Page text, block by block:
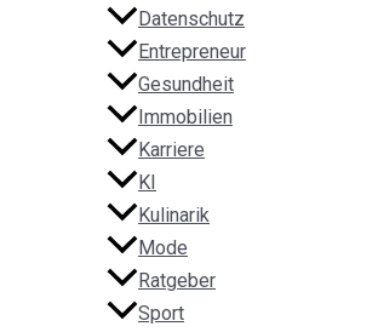
Datenschutz
Entrepreneur
Gesundheit
Immobilien
Karriere
KI
Kulinarik
Mode
Ratgeber
Sport